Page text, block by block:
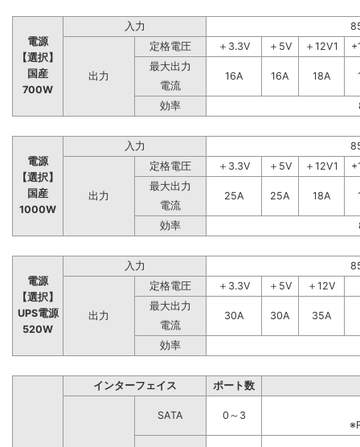
電源
【選択】
国産
700W
入力
出力
定格電圧 ＋3.3V ＋5V ＋12V1
最大出力
16A
16A 18A
電流
効率
電源
【選択】
国産
1000W
入力
出力
定格電圧 ＋3.3V ＋5V ＋12V1
最大出力
25A
25A 18A
電流
効率
電源
【選択】
UPS電源
520W
入力
出力
定格電圧 ＋3.3V ＋5V
＋12V
最大出力
30A
30A
35A
電流
効率
インターフェイス ポート数
SATA
0～3